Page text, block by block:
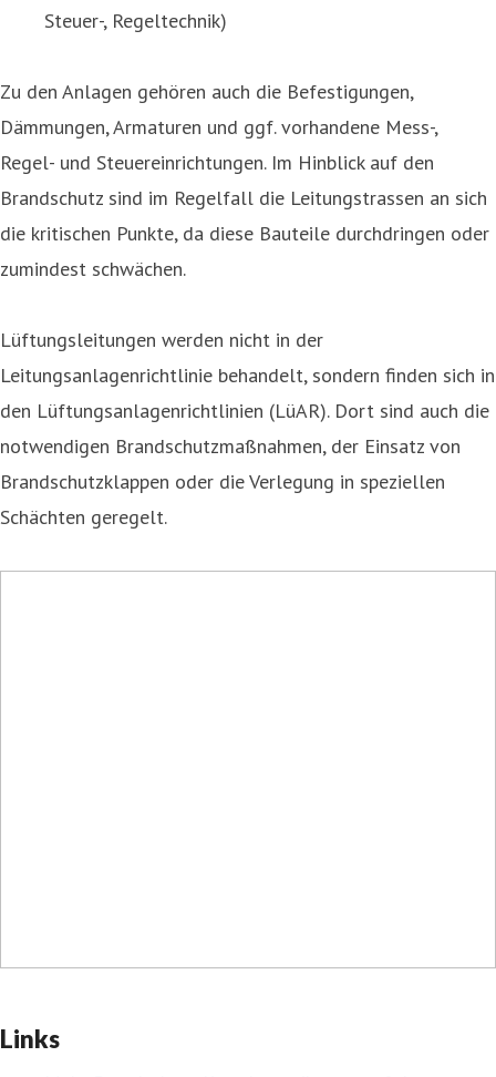
Steuer-, Regeltechnik)
Zu den Anlagen gehören auch die Befestigungen,
Dämmungen, Armaturen und ggf. vorhandene Mess-,
Regel- und Steuereinrichtungen. Im Hinblick auf den
Brandschutz sind im Regelfall die Leitungstrassen an sich
die kritischen Punkte, da diese Bauteile durchdringen oder
zumindest schwächen.
Lüftungsleitungen werden nicht in der
Leitungsanlagenrichtlinie behandelt, sondern finden sich in
den Lüftungsanlagenrichtlinien (LüAR). Dort sind auch die
notwendigen Brandschutzmaßnahmen, der Einsatz von
Brandschutzklappen oder die Verlegung in speziellen
Schächten geregelt.
Links